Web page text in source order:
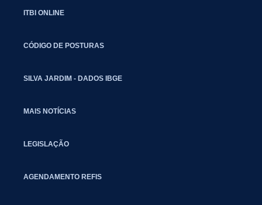
ITBI ONLINE
CÓDIGO DE POSTURAS
SILVA JARDIM - DADOS IBGE
MAIS NOTÍCIAS
LEGISLAÇÃO
AGENDAMENTO REFIS